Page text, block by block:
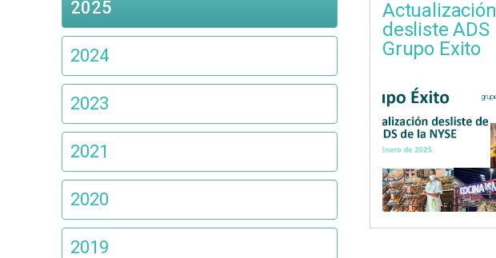
2025
2024
2023
2021
2020
2019
Actualización
desliste ADS
Grupo Exito